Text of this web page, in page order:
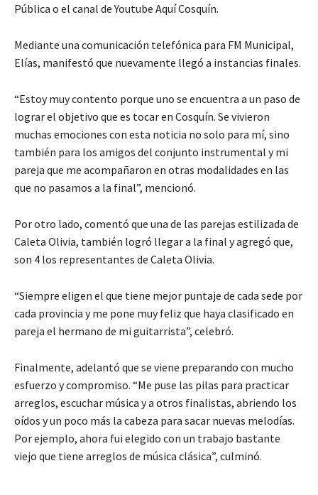
Pública o el canal de Youtube Aquí Cosquín.
Mediante una comunicación telefónica para FM Municipal,
Elías, manifestó que nuevamente llegó a instancias finales.
“Estoy muy contento porque uno se encuentra a un paso de
lograr el objetivo que es tocar en Cosquín. Se vivieron
muchas emociones con esta noticia no solo para mí, sino
también para los amigos del conjunto instrumental y mi
pareja que me acompañaron en otras modalidades en las
que no pasamos a la final”, mencionó.
Por otro lado, comentó que una de las parejas estilizada de
Caleta Olivia, también logró llegar a la final y agregó que,
son 4 los representantes de Caleta Olivia.
“Siempre eligen el que tiene mejor puntaje de cada sede por
cada provincia y me pone muy feliz que haya clasificado en
pareja el hermano de mi guitarrista”, celebró.
Finalmente, adelantó que se viene preparando con mucho
esfuerzo y compromiso. “Me puse las pilas para practicar
arreglos, escuchar música y a otros finalistas, abriendo los
oídos y un poco más la cabeza para sacar nuevas melodías.
Por ejemplo, ahora fui elegido con un trabajo bastante
viejo que tiene arreglos de música clásica”, culminó.